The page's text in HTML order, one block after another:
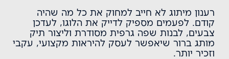
רענון מיתוג לא חייב למחוק את כל מה שהיה
קודם. לפעמים מספיק לדייק את הלוגו, לעדכן
צבעים, לבנות שפה גרפית מסודרת וליצור תיק
מותגברור שיאפשר לעסק להיראות מקצועי, עקבי
וזכיר יותר.